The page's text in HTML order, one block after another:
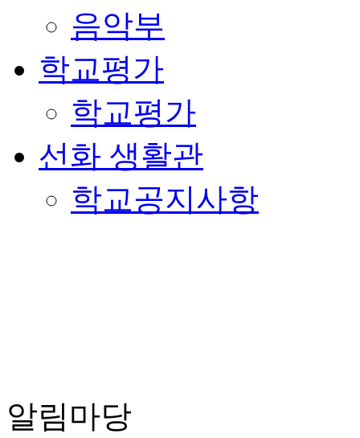
음악부
학교평가
학교평가
선화 생활관
학교공지사항
알림마당